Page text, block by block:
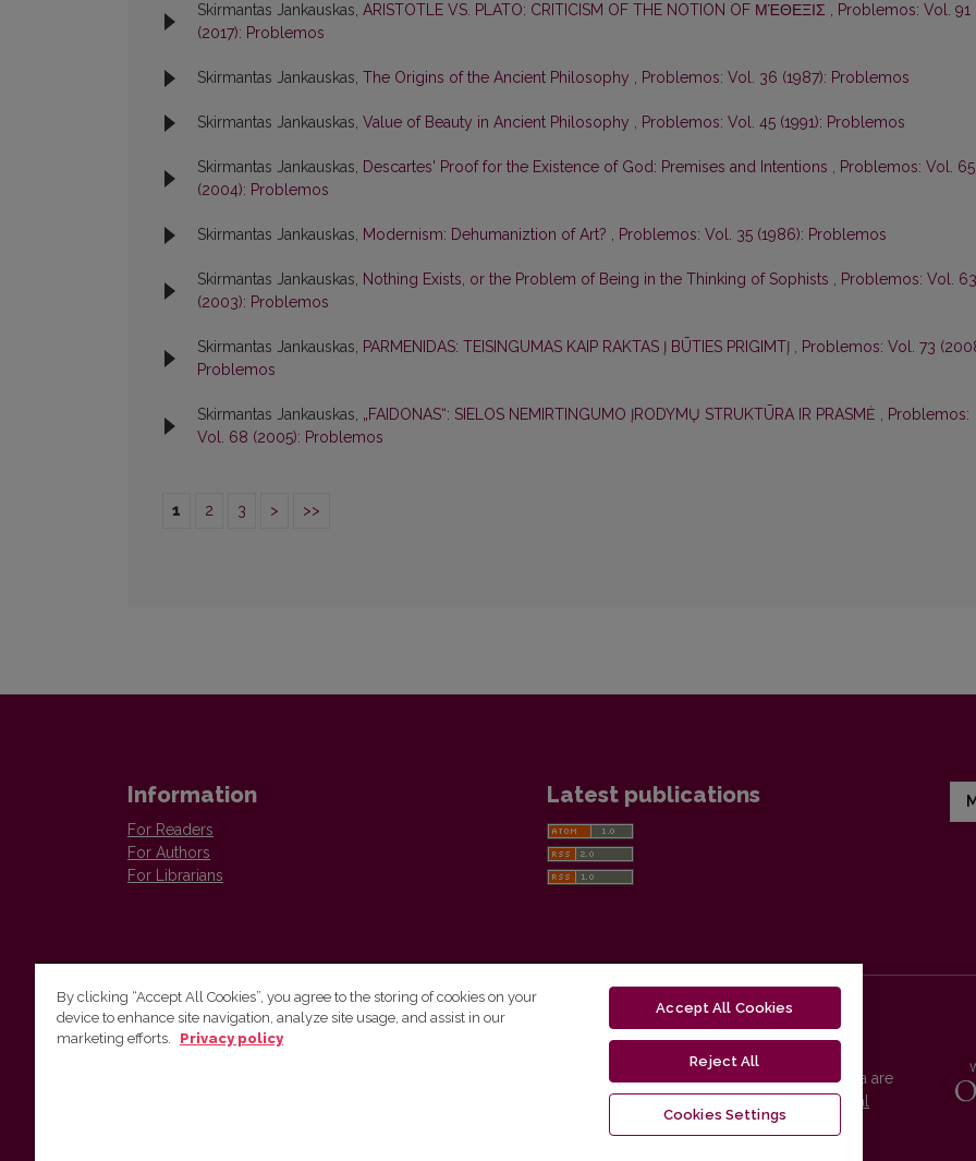
Skirmantas Jankauskas, ARISTOTLE VS. PLATO: CRITICISM OF THE NOTION OF ΜΈΘΕΞΙΣ , Problemos: Vol. 91
(2017): Problemos
Skirmantas Jankauskas, The Origins of the Ancient Philosophy , Problemos: Vol. 36 (1987): Problemos
Skirmantas Jankauskas, Value of Beauty in Ancient Philosophy , Problemos: Vol. 45 (1991): Problemos
Skirmantas Jankauskas, Descartes' Proof for the Existence of God: Premises and Intentions , Problemos: Vol. 65
(2004): Problemos
Skirmantas Jankauskas, Modernism: Dehumaniztion of Art? , Problemos: Vol. 35 (1986): Problemos
Skirmantas Jankauskas, Nothing Exists, or the Problem of Being in the Thinking of Sophists , Problemos: Vol. 63
(2003): Problemos
Skirmantas Jankauskas, PARMENIDAS: TEISINGUMAS KAIP RAKTAS Į BŪTIES PRIGIMTĮ , Problemos: Vol. 73
Problemos
Skirmantas Jankauskas, „FAIDONAS“: SIELOS NEMIRTINGUMO ĮRODYMŲ STRUKTŪRA IR PRASMĖ , Problemos:
Vol. 68 (2005): Problemos
1 2 3 > >>
Information
For Readers
For Authors
For Librarians
Latest publications
Vilnius University Press
Vilnius University Press platform and metadata are
distributed by
Creative Commons International
By clicking “Accept All Cookies”, you agree to the storing of cookies on your
device to enhance site navigation, analyze site usage, and assist in our
marketing efforts.
Privacy policy
Accept All Cookies
Reject All
Cookies Settings